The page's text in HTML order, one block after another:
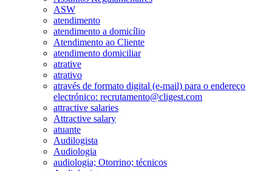
ASW
atendimento
atendimento a domicílio
Atendimento ao Cliente
atendimento domiciliar
atrative
atrativo
através de formato digital (e-mail) para o endereço
electrónico: recrutamento@cligest.com
attractive salaries
Attractive salary
atuante
Audilogista
Audiologia
audiologia; Otorrino; técnicos